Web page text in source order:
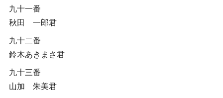
九十一番
秋田 一郎君
九十二番
鈴木あきまさ君
九十三番
山加 朱美君